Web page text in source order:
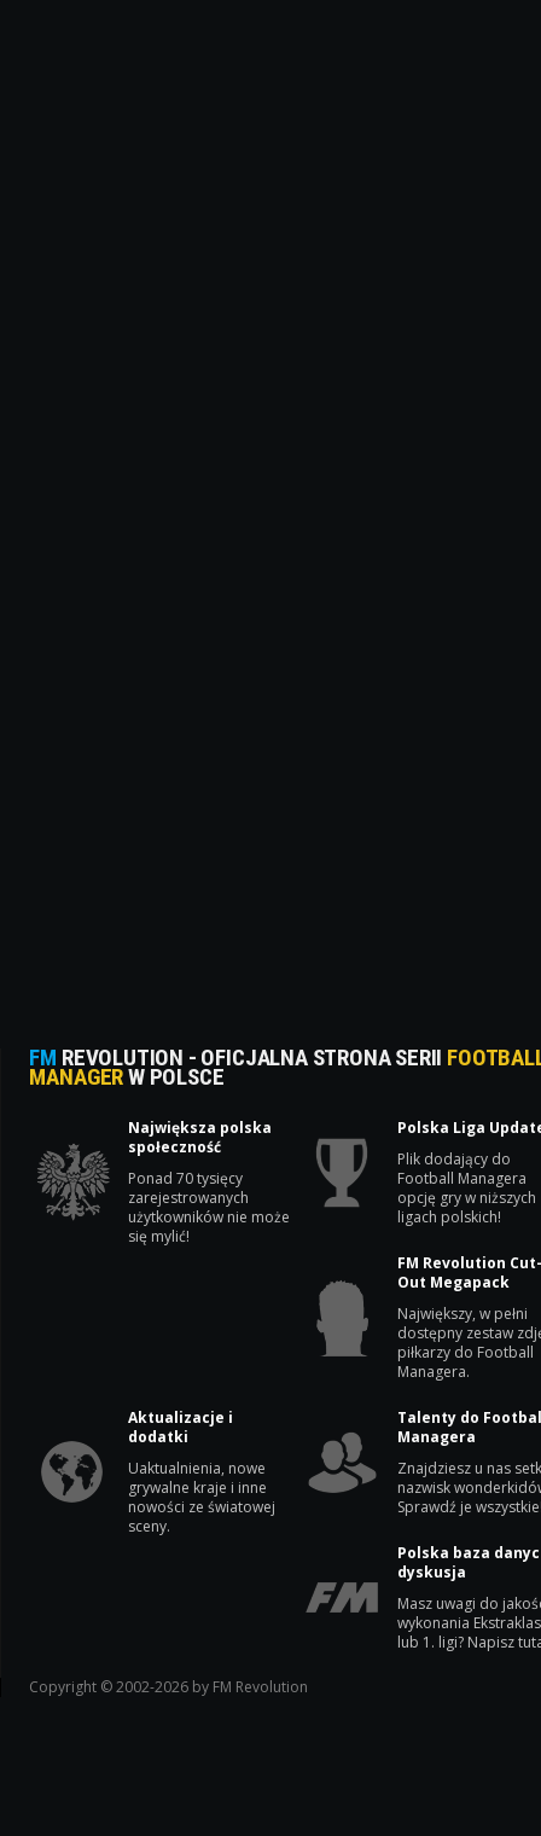
FM REVOLUTION - OFICJALNA STRONA SERII
MANAGERW POLSCE
Największa polska
społeczność
Ponad 70 tysięcy
zarejestrowanych
użytkowników nie może
się mylić!
Polska Liga
Plik dodający do
Football Managera
opcję gry w niższych
ligach polskich!
FM Revolution
Out Megapack
Największy, w pełni
dostępny zestaw
piłkarzy do Football
Managera.
Aktualizacje i
dodatki
Uaktualnienia, nowe
grywalne kraje i inne
nowości ze światowej
sceny.
Talenty do
Managera
Znajdziesz u nas
nazwisk
Sprawdź je
Polska baza
dyskusja
Masz uwagi do
wykonania
lub 1. ligi? Napisz
Copyright © 2002-2026 by FM Revolution